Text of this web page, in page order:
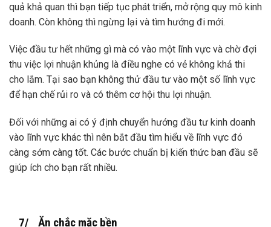
quả khả quan thì bạn tiếp tục phát triển, mở rộng quy mô kinh
doanh. Còn không thì ngừng lại và tìm hướng đi mới.
Việc đầu tư hết những gì mà có vào một lĩnh vực và chờ đợi
thu việc lợi nhuận khủng là điều nghe có vẻ không khả thi
cho lắm. Tại sao bạn không thử đầu tư vào một số lĩnh vực
để hạn chế rủi ro và có thêm cơ hội thu lợi nhuận.
Đối với những ai có ý định chuyển hướng đầu tư kinh doanh
vào lĩnh vực khác thì nên bắt đầu tìm hiểu về lĩnh vực đó
càng sớm càng tốt. Các bước chuẩn bị kiến thức ban đầu sẽ
giúp ích cho bạn rất nhiều.
7/ Ăn chắc mặc bền